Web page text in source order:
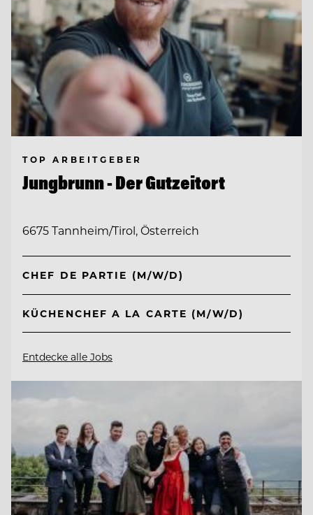
TOP ARBEITGEBER
Jungbrunn - Der Gutzeitort
6675 Tannheim/Tirol, Österreich
CHEF DE PARTIE (M/W/D)
KÜCHENCHEF A LA CARTE (M/W/D)
Entdecke alle Jobs